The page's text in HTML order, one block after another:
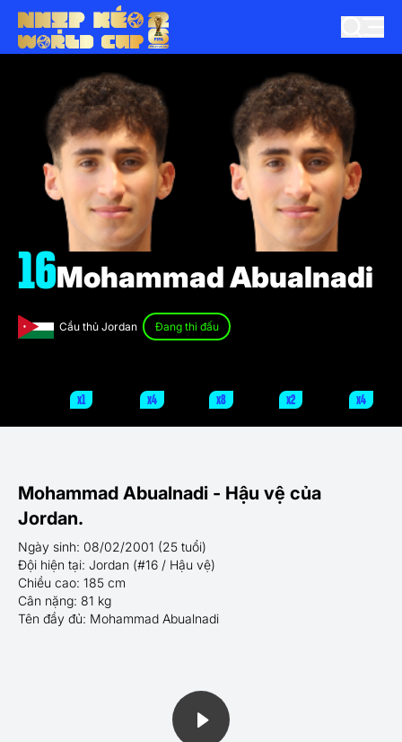
Cầu thủ Jordan Đang thi đấu
16Mohammad Abualnadi
x1 x4 x8 x2 x4
Mohammad Abualnadi - Hậu vệ của
Jordan.
Ngày sinh: 08/02/2001 (25 tuổi)
Đội hiện tại: Jordan (#16 / Hậu vệ)
Chiều cao: 185 cm
Cân nặng: 81 kg
Tên đầy đủ: Mohammad Abualnadi